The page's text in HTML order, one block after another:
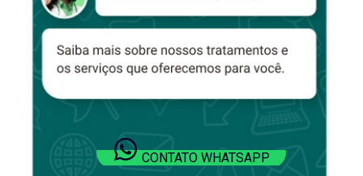
CONTATO WHATSAPP